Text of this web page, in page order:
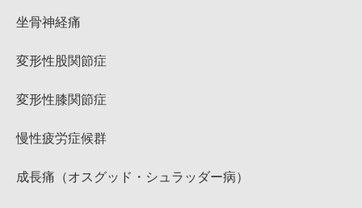
坐骨神経痛
変形性股関節症
変形性膝関節症
慢性疲労症候群
成長痛（オスグッド・シュラッダー病）